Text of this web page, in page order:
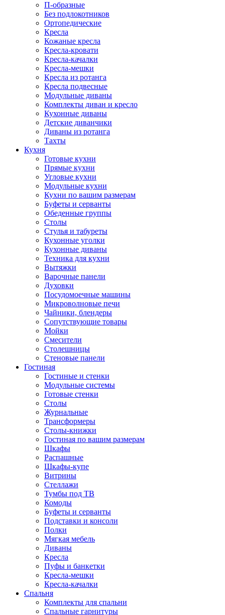
П-образные
Без подлокотников
Ортопедические
Кресла
Кожаные кресла
Кресла-кровати
Кресла-качалки
Кресла-мешки
Кресла из ротанга
Кресла подвесные
Модульные диваны
Комплекты диван и кресло
Кухонные диваны
Детские диванчики
Диваны из ротанга
Тахты
Кухня
Готовые кухни
Прямые кухни
Угловые кухни
Модульные кухни
Кухни по вашим размерам
Буфеты и серванты
Обеденные группы
Столы
Стулья и табуреты
Кухонные уголки
Кухонные диваны
Техника для кухни
Вытяжки
Варочные панели
Духовки
Посудомоечные машины
Микроволновые печи
Чайники, блендеры
Сопутствующие товары
Мойки
Смесители
Столешницы
Стеновые панели
Гостиная
Гостиные и стенки
Модульные системы
Готовые стенки
Столы
Журнальные
Трансформеры
Столы-книжки
Гостиная по вашим размерам
Шкафы
Распашные
Шкафы-купе
Витрины
Стеллажи
Тумбы под ТВ
Комоды
Буфеты и серванты
Подставки и консоли
Полки
Мягкая мебель
Диваны
Кресла
Пуфы и банкетки
Кресла-мешки
Кресла-качалки
Спальня
Комплекты для спальни
Спальные гарнитуры